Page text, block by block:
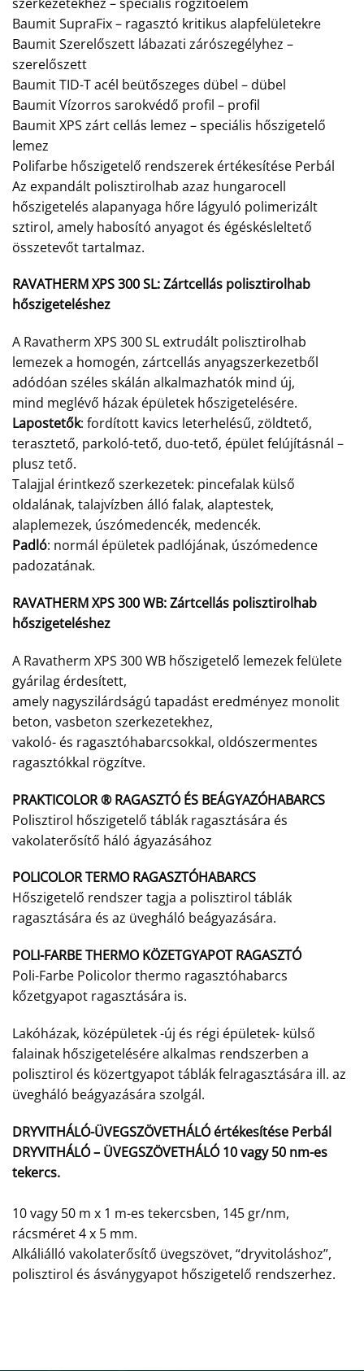
Baumit SupraFix – ragasztó kritikus alapfelületekre
Baumit Szerelőszett lábazati zárószegélyhez –
szerelőszett
Baumit TID-T acél beütőszeges dübel – dübel
Baumit Vízorros sarokvédő profil – profil
Baumit XPS zárt cellás lemez – speciális hőszigetelő
lemez
Polifarbe hőszigetelő rendszerek értékesítése Perbál
Az expandált polisztirolhab azaz hungarocell
hőszigetelés alapanyaga hőre lágyuló polimerizált
sztirol, amely habosító anyagot és égéskésleltető
összetevőt tartalmaz.
RAVATHERM XPS 300 SL:Zártcellás polisztirolhab
hőszigeteléshez
A Ravatherm XPS 300 SL extrudált polisztirolhab
lemezek a homogén, zártcellás anyagszerkezetből
adódóan széles skálán alkalmazhatók mind új,
mind meglévő házak épületek hőszigetelésére.
Lapostetők: fordított kavics leterhelésű, zöldtető,
terasztető, parkoló-tető, duo-tető, épület felújításnál –
plusz tető.
Talajjal érintkező szerkezetek: pincefalak külső
oldalának, talajvízben álló falak, alaptestek,
alaplemezek, úszómedencék, medencék.
Padló: normál épületek padlójának, úszómedence
padozatának.
RAVATHERM XPS 300 WB:Zártcellás polisztirolhab
hőszigeteléshez
A Ravatherm XPS 300 WB hőszigetelő lemezek felülete
gyárilag érdesített,
amely nagyszilárdságú tapadást eredményez monolit
beton, vasbeton szerkezetekhez,
vakoló- és ragasztóhabarcsokkal, oldószermentes
ragasztókkal rögzítve.
PRAKTICOLOR ® RAGASZTÓ ÉS BEÁGYAZÓHABARCS
Polisztirol hőszigetelő táblák ragasztására és
vakolaterősítő háló ágyazásához
POLICOLOR TERMO RAGASZTÓHABARCS
Hőszigetelő rendszer tagja a polisztirol táblák
ragasztására és az üvegháló beágyazására.
POLI-FARBE THERMO KÖZETGYAPOT RAGASZTÓ
Poli-Farbe Policolor thermo ragasztóhabarcs
kőzetgyapot ragasztására is.
Lakóházak, középületek -új és régi épületek- külső
falainak hőszigetelésére alkalmas rendszerben a
polisztirol és közertgyapot táblák felragasztására ill. az
üvegháló beágyazására szolgál.
DRYVITHÁLÓ-ÜVEGSZÖVETHÁLÓ értékesítése Perbál
DRYVITHÁLÓ – ÜVEGSZÖVETHÁLÓ 10 vagy 50 nm-es
tekercs.
10 vagy 50 m x 1 m-es tekercsben, 145 gr/nm,
rácsméret 4 x 5 mm.
Alkáliálló vakolaterősítő üvegszövet, “dryvitoláshoz”,
polisztirol és ásványgyapot hőszigetelő rendszerhez.